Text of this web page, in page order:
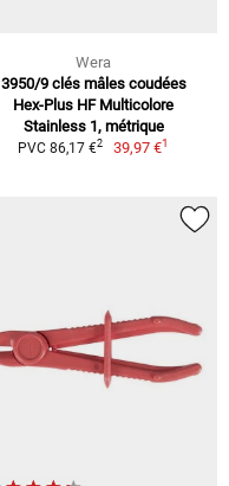
Wera
3950/9 clés mâles coudées
Hex-Plus HF Multicolore
Stainless 1, métrique
PVC 86,17 €2 39,97 €1